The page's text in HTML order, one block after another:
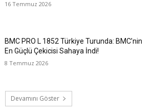
16 Temmuz 2026
BMC PRO L 1852 Türkiye Turunda: BMC’nin
En Güçlü Çekicisi Sahaya İndi!
8 Temmuz 2026
Devamını Göster